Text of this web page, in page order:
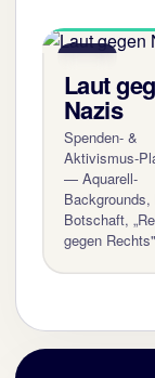
NGO
Laut
Nazis
Spenden- &
Aktivismus-
— Aquarell-
Backgrounds,
Botschaft,
gegen